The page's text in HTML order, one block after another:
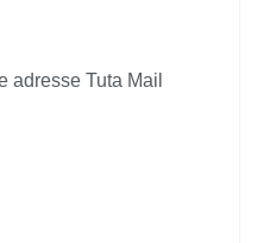
adresse Tuta Mail